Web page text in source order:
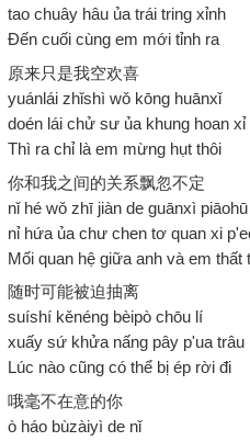
tao chuây hâu ủa trái tring xỉnh
Đến cuối cùng em mới tỉnh ra
原来只是我空欢喜
yuánlái zhǐshì wǒ kōng huānxǐ
doén lái chử sư ủa khung hoan xỉ
Thì ra chỉ là em mừng hụt thôi
你和我之间的关系飘忽不定
nǐ hé wǒ zhī jiàn de guānxì
nỉ hứa ủa chư chen tơ quan xi
Mối quan hệ giữa anh và em thất
随时可能被迫抽离
suíshí kěnéng bèipò chōu lí
xuấy sứ khửa nấng pây p'ua trâu
Lúc nào cũng có thể bị ép rời đi
哦毫不在意的你
ò háo bùzàiyì de nǐ